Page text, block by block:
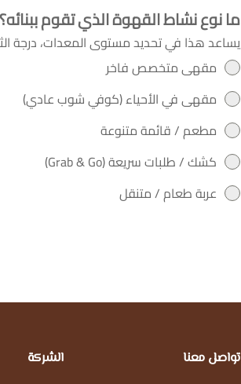
ما نوع نشاط القهوة الذي تقوم
يساعد هذا في تحديد مستوى المعدات، درجة
مقهى متخصص فاخر
مقهى في الأحياء (كوفي شوب عادي)
مطعم / قائمة متنوعة
كشك / طلبات سريعة (Grab & Go)
عربة طعام / متنقل
تواصل معنا الشركة